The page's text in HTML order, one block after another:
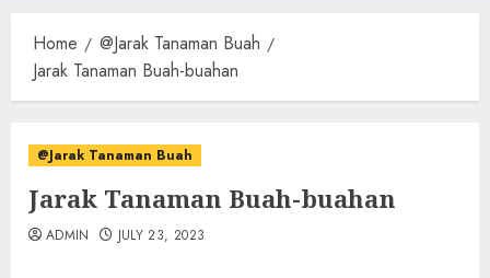
Home
@Jarak Tanaman Buah
Jarak Tanaman Buah-buahan
@Jarak Tanaman Buah
Jarak Tanaman Buah-buahan
ADMIN JULY 23, 2023